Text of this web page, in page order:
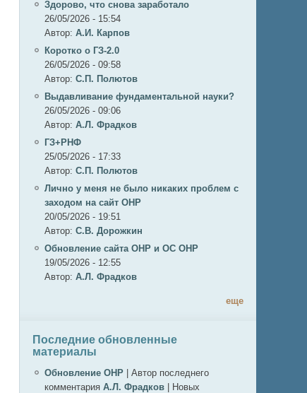
Здорово, что снова заработало
26/05/2026 - 15:54
Автор: А.И. Карпов
Коротко о ГЗ-2.0
26/05/2026 - 09:58
Автор: C.П. Полютов
Выдавливание фундаментальной науки?
26/05/2026 - 09:06
Автор: А.Л. Фрадков
ГЗ+РНФ
25/05/2026 - 17:33
Автор: C.П. Полютов
Лично у меня не было никаких проблем с
заходом на сайт ОНР
20/05/2026 - 19:51
Автор: С.В. Дорожкин
Обновление сайта ОНР и ОС ОНР
19/05/2026 - 12:55
Автор: А.Л. Фрадков
еще
Последние обновленные
материалы
Обновление ОНР
Автор последнего
комментария А.Л. Фрадков
Новых